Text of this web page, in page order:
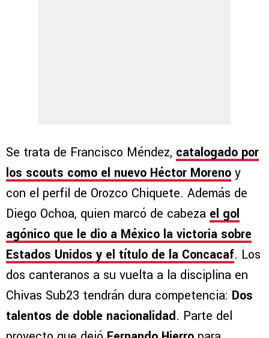
Se trata de Francisco Méndez, catalogado por
los scouts como el nuevo Héctor Moreno y
con el perfil de Orozco Chiquete. Además de
Diego Ochoa, quien marcó de cabeza el gol
agónico que le dio a México la victoria sobre
Estados Unidos y el título de la Concacaf. Los
dos canteranos a su vuelta a la disciplina en
Chivas Sub23 tendrán dura competencia: Dos
talentos de doble nacionalidad. Parte del